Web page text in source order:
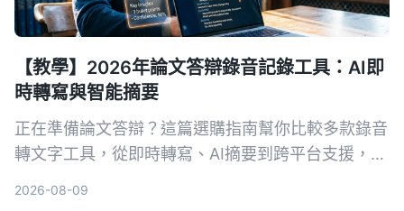
【教學】2026年論文答辯錄音記錄工具：AI即
時轉寫與智能摘要
正在準備論文答辯？這篇選購指南幫你比較多款錄音
轉文字工具，從即時轉寫、AI摘要到跨平台支援，推
2026-08-09